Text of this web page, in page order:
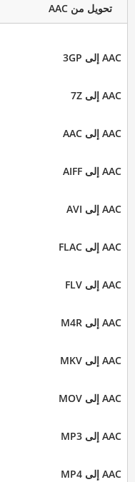
تحويل من AAC
AAC إلى 3GP
AAC إلى 7Z
AAC إلى AAC
AAC إلى AIFF
AAC إلى AVI
AAC إلى FLAC
AAC إلى FLV
AAC إلى M4R
AAC إلى MKV
AAC إلى MOV
AAC إلى MP3
AAC إلى MP4